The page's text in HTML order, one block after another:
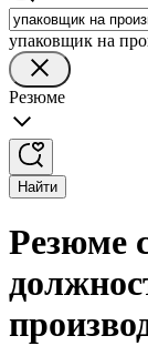
упаковщик на
Резюме
Найти
Резюме